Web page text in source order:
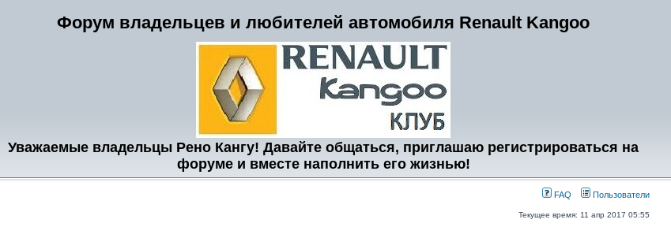
Форум владельцев и любителей автомобиля Renault Kangoo
Уважаемые владельцы Рено Кангу! Давайте общаться, приглашаю регистрироваться на
форуме и вместе наполнить его жизнью!
FAQ Пользователи
Текущее время: 11 апр 2017 05:55